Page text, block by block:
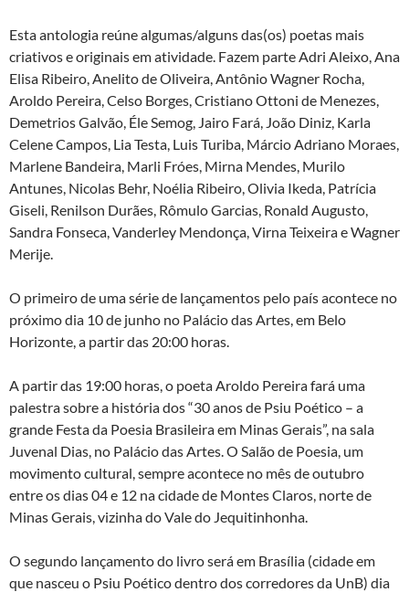
Esta antologia reúne algumas/alguns das(os) poetas mais
criativos e originais em atividade. Fazem parte Adri Aleixo, Ana
Elisa Ribeiro, Anelito de Oliveira, Antônio Wagner Rocha,
Aroldo Pereira, Celso Borges, Cristiano Ottoni de Menezes,
Demetrios Galvão, Éle Semog, Jairo Fará, João Diniz, Karla
Celene Campos, Lia Testa, Luis Turiba, Márcio Adriano Moraes,
Marlene Bandeira, Marli Fróes, Mirna Mendes, Murilo
Antunes, Nicolas Behr, Noélia Ribeiro, Olivia Ikeda, Patrícia
Giseli, Renilson Durães, Rômulo Garcias, Ronald Augusto,
Sandra Fonseca, Vanderley Mendonça, Virna Teixeira e Wagner
Merije.
O primeiro de uma série de lançamentos pelo país acontece no
próximo dia 10 de junho no Palácio das Artes, em Belo
Horizonte, a partir das 20:00 horas.
A partir das 19:00 horas, o poeta Aroldo Pereira fará uma
palestra sobre a história dos “30 anos de Psiu Poético – a
grande Festa da Poesia Brasileira em Minas Gerais”, na sala
Juvenal Dias, no Palácio das Artes. O Salão de Poesia, um
movimento cultural, sempre acontece no mês de outubro
entre os dias 04 e 12 na cidade de Montes Claros, norte de
Minas Gerais, vizinha do Vale do Jequitinhonha.
O segundo lançamento do livro será em Brasília (cidade em
que nasceu o Psiu Poético dentro dos corredores da UnB) dia